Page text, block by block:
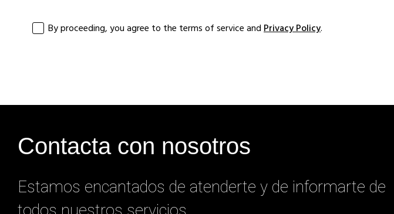
Contacta con nosotros
Estamos encantados de atenderte y de informarte de